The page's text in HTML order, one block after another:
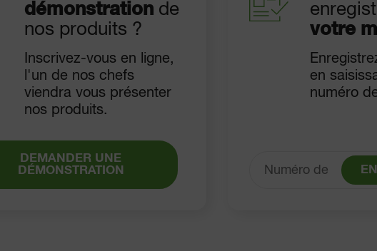
démonstration de
nos produits ?
Inscrivez-vous en ligne,
l'un de nos chefs
viendra vous présenter
nos produits.
DEMANDER UNE
DÉMONSTRATION
votre
en
numéro